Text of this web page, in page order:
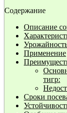
Содержание
Описание
Применение
тигр:
Сроки